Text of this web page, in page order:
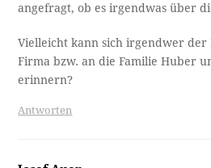
angefragt, ob es irgendwas über
Vielleicht kann sich irgendwer der
Firma bzw. an die Familie Huber
erinnern?
Antworten